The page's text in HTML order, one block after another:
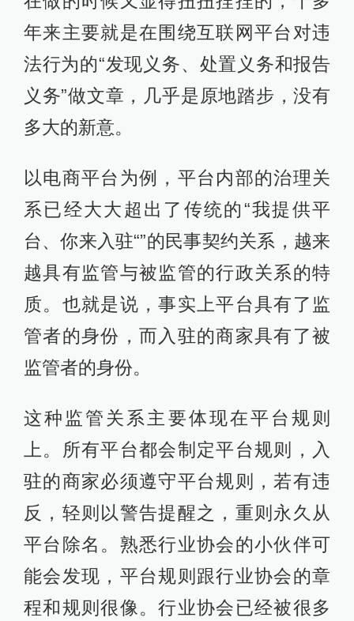
年来主要就是在围绕互联网平台对违
法行为的“发现义务、处置义务和报告
义务”做文章，几乎是原地踏步，没有
多大的新意。
以电商平台为例，平台内部的治理关
系已经大大超出了传统的“我提供平
台、你来入驻“”的民事契约关系，越来
越具有监管与被监管的行政关系的特
质。也就是说，事实上平台具有了监
管者的身份，而入驻的商家具有了被
监管者的身份。
这种监管关系主要体现在平台规则
上。所有平台都会制定平台规则，入
驻的商家必须遵守平台规则，若有违
反，轻则以警告提醒之，重则永久从
平台除名。熟悉行业协会的小伙伴可
能会发现，平台规则跟行业协会的章
程和规则很像。行业协会已经被很多